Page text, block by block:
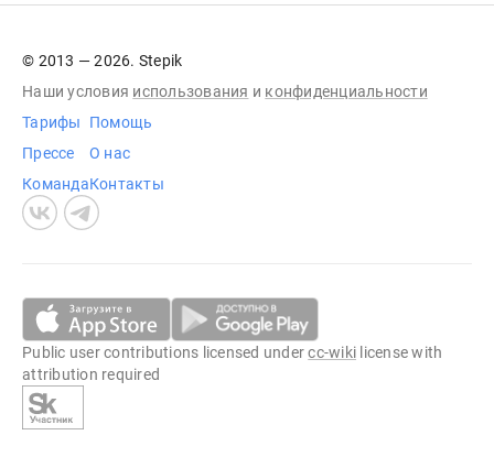
© 2013 — 2026. Stepik
Наши условия использования и конфиденциальности
Тарифы
Прессе
Команда
Помощь
О нас
Контакты
Public user contributions licensed undercc-wiki license with
attribution required